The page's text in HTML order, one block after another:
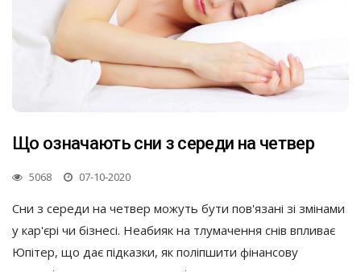
Що означають сни з середи на четвер
5068 07-10-2020
Сни з середи на четвер можуть бути пов'язані зі змінами
у кар'єрі чи бізнесі. Неабияк на тлумачення снів впливає
Юпітер, що дає підказки, як поліпшити фінансову